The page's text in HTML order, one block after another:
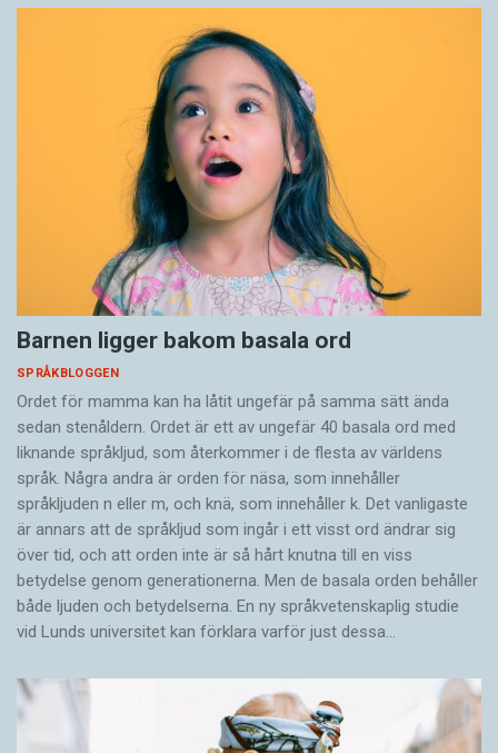
Barnen ligger bakom basala ord
SPRÅKBLOGGEN
Ordet för mamma kan ha låtit ungefär på samma sätt ända
sedan stenåldern. Ordet är ett av ungefär 40 basala ord med
liknande språkljud, som återkommer i de flesta av världens
språk. Några andra är orden för näsa, som innehåller
språkljuden n eller m, och knä, som innehåller k. Det vanligaste
är annars att de språkljud som ingår i ett visst ord ändrar sig
över tid, och att orden inte är så hårt knutna till en viss
betydelse genom generationerna. Men de basala orden behåller
både ljuden och betydelserna. En ny språkvetenskaplig studie
vid Lunds universitet kan förklara varför just dessa…